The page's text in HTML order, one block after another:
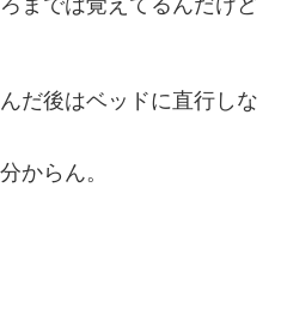
だ後はベッドに直行しな
からん。